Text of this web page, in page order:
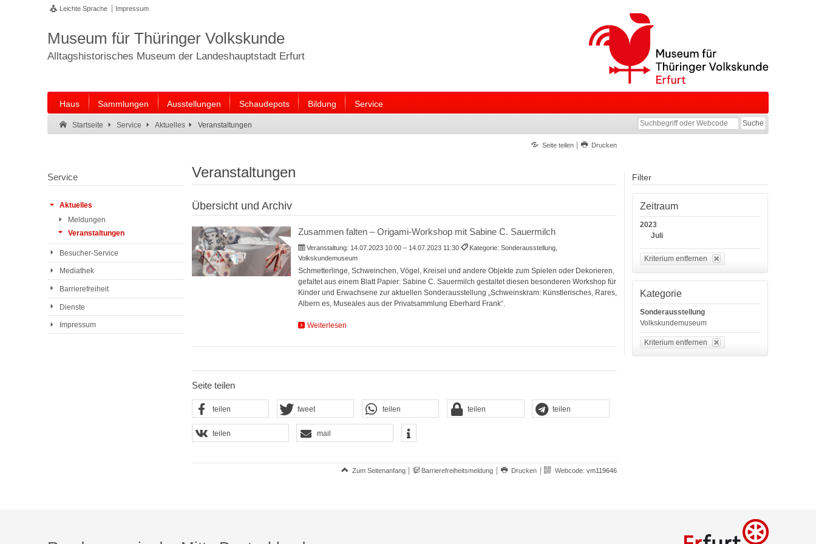
Leichte Sprache Impressum
Museum für Thüringer Volkskunde
Alltagshistorisches Museum der Landeshauptstadt Erfurt
Haus Sammlungen Ausstellungen Schaudepots Bildung Service
Startseite Service Aktuelles Veranstaltungen
Suche:
Suche Ende.
Seite teilen Drucken
Veranstaltungen
Übersicht und Archiv
Zusammen falten – Origami-Workshop mit Sabine C. Sauermilch
Veranstaltung: 14.07.2023 10:00 – 14.07.2023 11:30
Kategorie: Sonderausstellung,
Volkskundemuseum
Schmetterlinge, Schweinchen, Vögel, Kreisel und andere Objekte zum Spielen oder Dekorieren,
gefaltet aus einem Blatt Papier: Sabine C. Sauermilch gestaltet diesen besonderen Workshop für
Kinder und Erwachsene zur aktuellen Sonderausstellung „Schweinskram: Künstlerisches, Rares,
Albern es, Museales aus der Privatsammlung Eberhard Frank“.
Weiterlesen
Seite teilen
teilen tweet teilen teilen teilen
teilen mail
Zum Seitenanfang Barrierefreiheitsmeldung Drucken Webcode: vm119646
Filter
Zeitraum
2023
Juli
Kriterium entfernen
Kategorie
Sonderausstellung
Volkskundemuseum
Kriterium entfernen
Service
Aktuelles
Meldungen
Veranstaltungen
Besucher-Service
Mediathek
Barrierefreiheit
Dienste
Impressum